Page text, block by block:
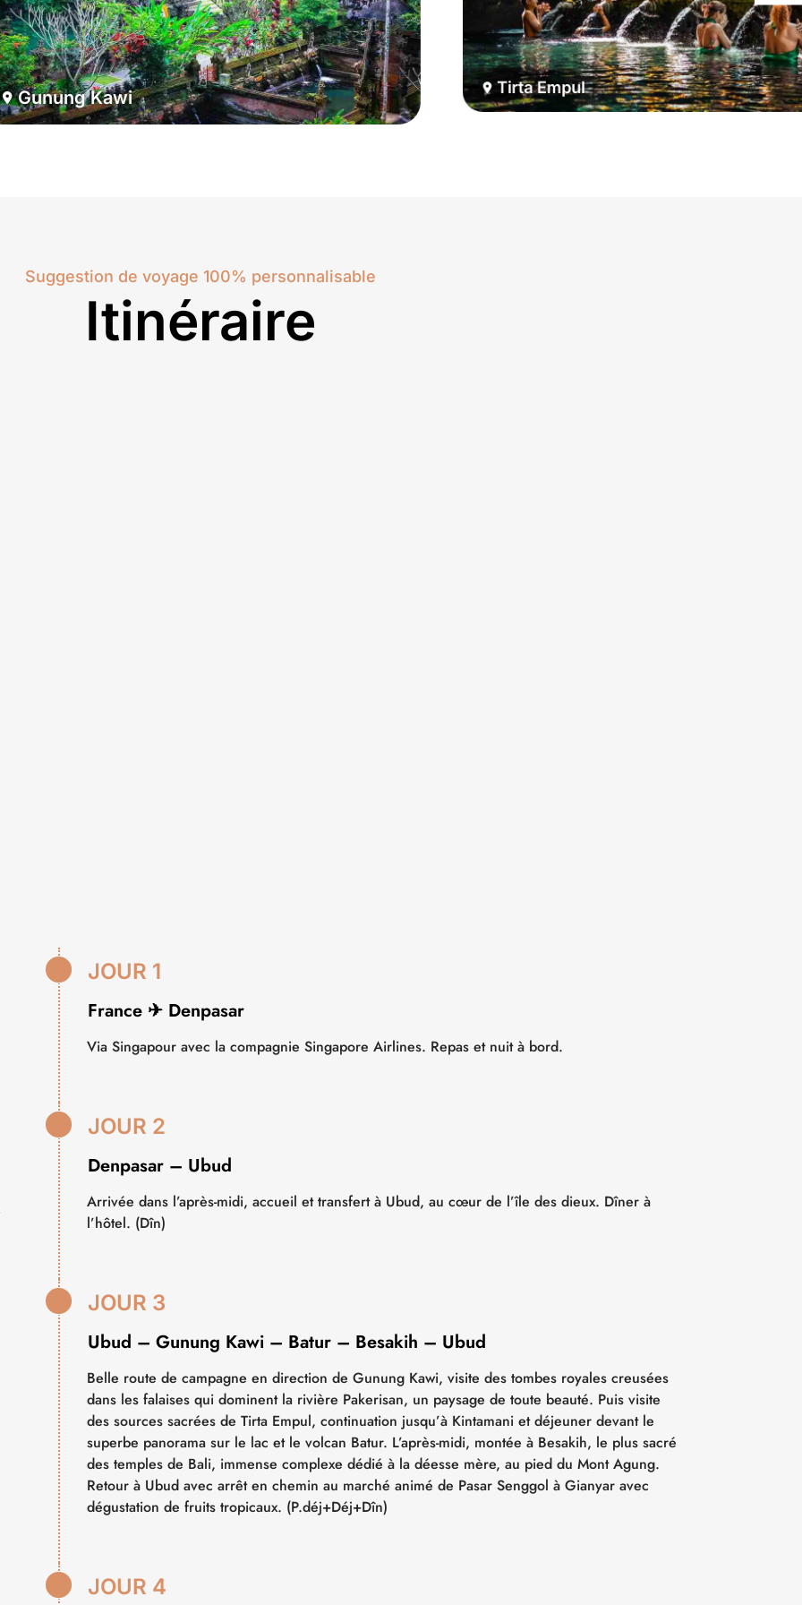
Gunung Kawi Tirta Empul
Suggestion de voyage 100% personnalisable
Itinéraire

JOUR 1
France ✈ Denpasar
Via Singapour avec la compagnie Singapore Airlines. Repas et nuit à bord.

JOUR 2
Denpasar – Ubud
Arrivée dans l’après-midi, accueil et transfert à Ubud, au cœur de l’île des dieux. Dîner à
l’hôtel. (Dîn)

JOUR 3
Ubud – Gunung Kawi – Batur – Besakih – Ubud
Belle route de campagne en direction de Gunung Kawi, visite des tombes royales creusées
dans les falaises qui dominent la rivière Pakerisan, un paysage de toute beauté. Puis visite
des sources sacrées de Tirta Empul, continuation jusqu’à Kintamani et déjeuner devant le
superbe panorama sur le lac et le volcan Batur. L’après-midi, montée à Besakih, le plus sacré
des temples de Bali, immense complexe dédié à la déesse mère, au pied du Mont Agung.
Retour à Ubud avec arrêt en chemin au marché animé de Pasar Senggol à Gianyar avec
dégustation de fruits tropicaux. (P.déj+Déj+Dîn)
 JOUR 4